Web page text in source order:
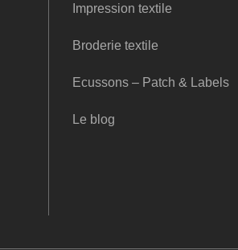
Impression textile
Broderie textile
Ecussons – Patch & Labels
Le blog